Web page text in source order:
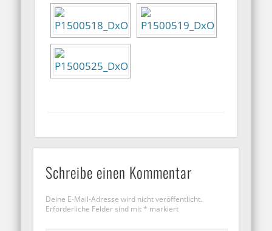
Schreibe einen Kommentar
Deine E-Mail-Adresse wird nicht veröffentlicht.
Erforderliche Felder sind mit * markiert